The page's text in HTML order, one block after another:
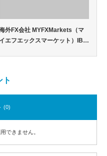
外FX会社 MYFXMarkets（マ
イエフエックスマーケット）IB…
ト
(0)
できません。